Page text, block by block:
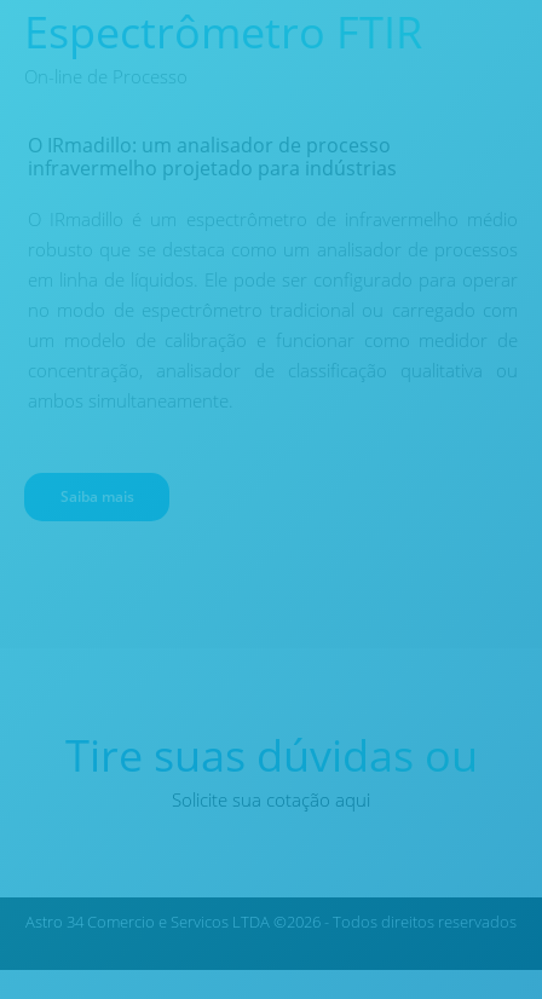
Espectrômetro FTIR
On-line de Processo
O IRmadillo: um analisador de processo
infravermelho projetado para indústrias
O IRmadillo é um espectrômetro de infravermelho médio
robusto que se destaca como um analisador de processos
em linha de líquidos. Ele pode ser configurado para operar
no modo de espectrômetro tradicional ou carregado com
um modelo de calibração e funcionar como medidor de
concentração, analisador de classificação qualitativa ou
ambos simultaneamente.
Saiba mais
Tire suas dúvidas ou
Solicite sua cotação aqui
Astro 34 Comercio e Servicos LTDA ©2026 - Todos direitos reservados